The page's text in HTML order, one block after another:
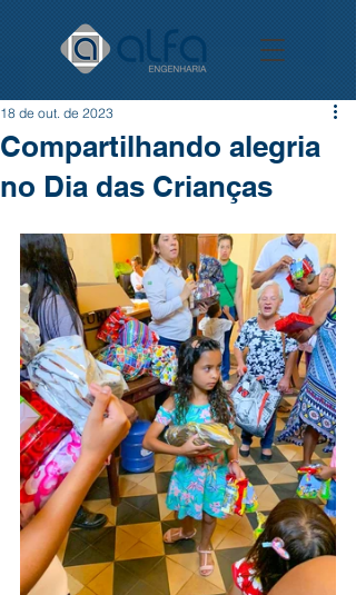
Compartilhando alegria
no Dia das Crianças
18 de out. de 2023